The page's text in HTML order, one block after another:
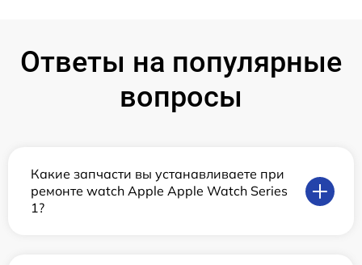
Ответы на популярные
вопросы
Какие запчасти вы устанавливаете при
ремонте watch Apple Apple Watch Series
1?